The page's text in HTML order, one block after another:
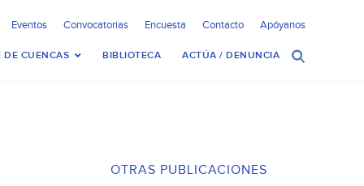
Eventos Convocatorias Encuesta Contacto Apóyanos
DE CUENCAS BIBLIOTECA ACTÚA / DENUNCIA
OTRAS PUBLICACIONES